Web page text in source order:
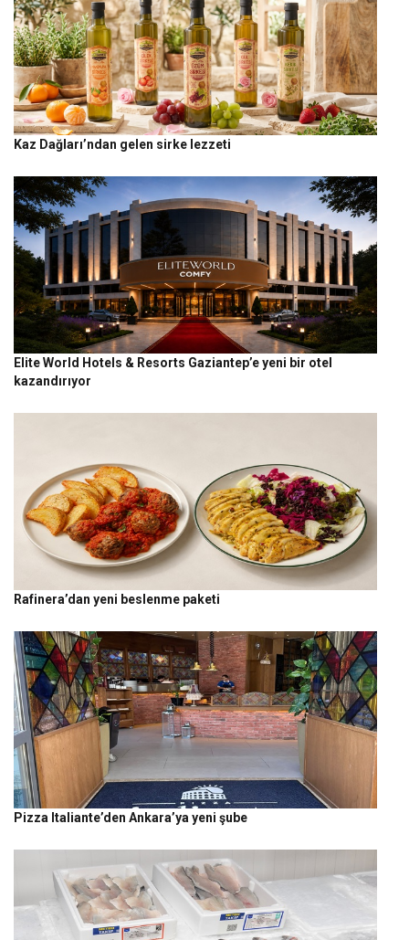
Kaz Dağları’ndan gelen sirke lezzeti
Elite World Hotels & Resorts Gaziantep’e yeni bir otel
kazandırıyor
Rafinera’dan yeni beslenme paketi
Pizza Italiante’den Ankara’ya yeni şube